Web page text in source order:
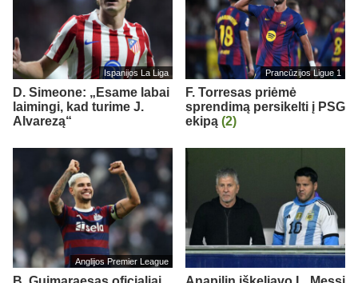
Ispanijos La Liga
D. Simeone: „Esame labai
laimingi, kad turime J.
Alvarezą“
Prancūzijos Ligue 1
F. Torresas priėmė
sprendimą persikelti į PSG
ekipą (2)
Anglijos Premier League